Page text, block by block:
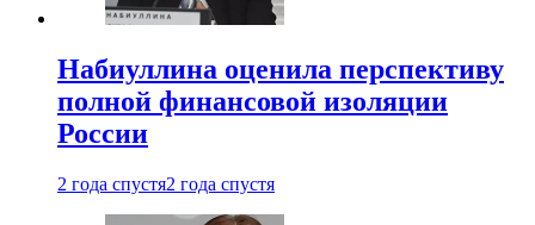
Набиуллина оценила перспективу
полной финансовой изоляции
России
2 года спустя2 года спустя